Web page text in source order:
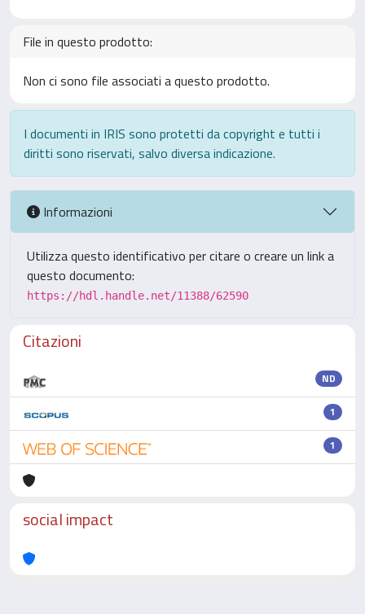
File in questo prodotto:
Non ci sono file associati a questo prodotto.
I documenti in IRIS sono protetti da copyright e tutti i
diritti sono riservati, salvo diversa indicazione.
Informazioni
Utilizza questo identificativo per citare o creare un link a
questo documento:
https://hdl.handle.net/11388/62590
Citazioni
ND
1
1
social impact